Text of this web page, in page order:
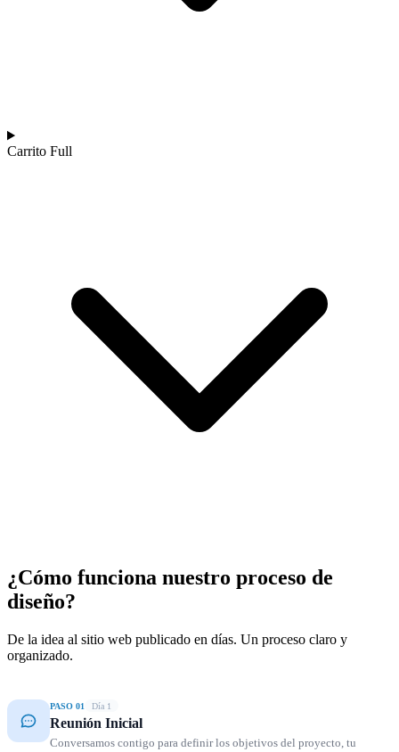
Carrito Full
¿Cómo funciona nuestro proceso de
diseño?
De la idea al sitio web publicado en días. Un proceso claro y
organizado.
PASO 01 Día 1
Reunión Inicial
Conversamos contigo para definir los objetivos del proyecto, tu